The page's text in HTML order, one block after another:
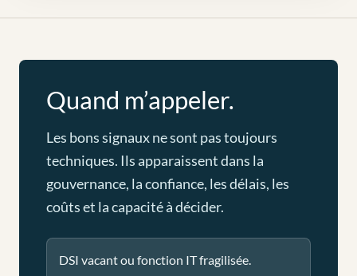
Quand m’appeler.
Les bons signaux ne sont pas toujours
techniques. Ils apparaissent dans la
gouvernance, la confiance, les délais, les
coûts et la capacité à décider.
DSI vacant ou fonction IT fragilisée.